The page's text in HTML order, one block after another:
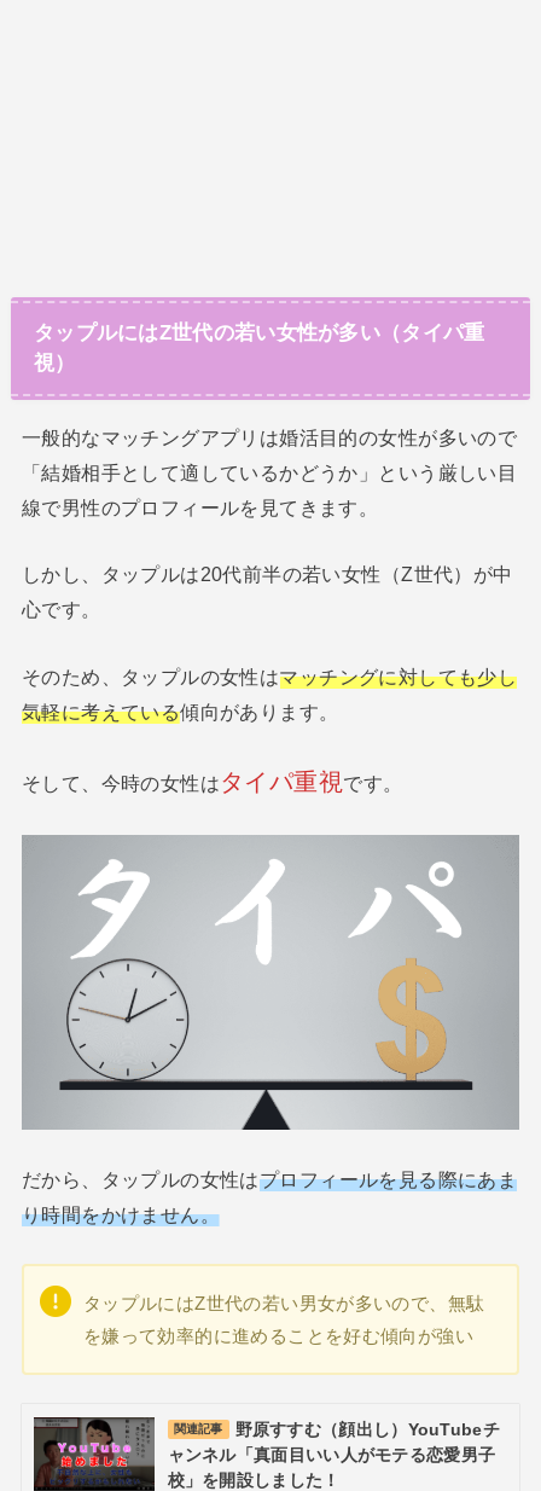
タップルにはZ世代の若い女性が多い（タイパ重
視）
一般的なマッチングアプリは婚活目的の女性が多いので
「結婚相手として適しているかどうか」という厳しい目
線で男性のプロフィールを見てきます。
しかし、タップルは20代前半の若い女性（Z世代）が中
心です。
そのため、タップルの女性はマッチングに対しても少し
気軽に考えている傾向があります。
そして、今時の女性はタイパ重視 です。
だから、タップルの女性はプロフィールを見る際にあま
り時間をかけません。
タップルにはZ世代の若い男女が多いので、無駄
を嫌って効率的に進めることを好む傾向が強い
関連記事
野原すすむ（顔出し）YouTubeチ
ャンネル「真面目いい人がモテる恋愛男子
校」を開設しました！